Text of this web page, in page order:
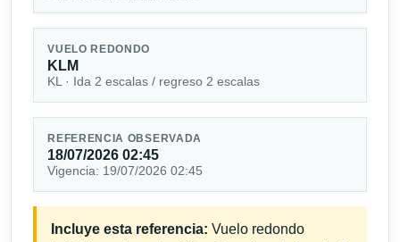
VUELO REDONDO
KLM
KL · Ida 2 escalas / regreso 2 escalas
REFERENCIA OBSERVADA
18/07/2026 02:45
Vigencia: 19/07/2026 02:45
Incluye esta referencia: Vuelo redondo